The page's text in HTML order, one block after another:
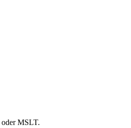
oder MSLT.